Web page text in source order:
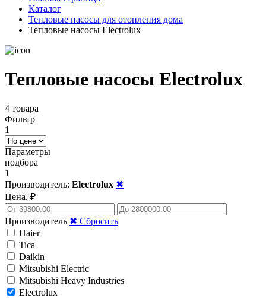
Каталог
Тепловые насосы для отопления дома
Тепловые насосы Electrolux
Тепловые насосы Electrolux
4 товара
Фильтр
1
Параметры
подбора
1
Производитель: Electrolux ✖
Цена, ₽
Производитель ✖ Сбросить
Haier
Tica
Daikin
Mitsubishi Electric
Mitsubishi Heavy Industries
Electrolux